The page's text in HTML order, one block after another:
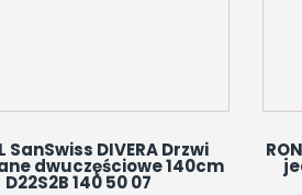
SanSwiss DIVERA Drzwi
dwuczęściowe 140cm
D22S2B 140 50 07